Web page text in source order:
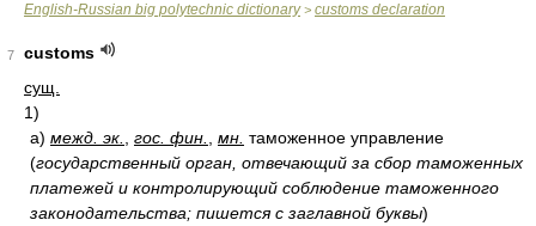
English-Russian big polytechnic dictionary> customs declaration
7
customs
сущ.
1)
а) межд. эк. гос. фин. мн. таможенное управление
(государственный орган, отвечающий за сбор таможенных
платежей и контролирующий соблюдение таможенного
законодательства; пишется с заглавной буквы)